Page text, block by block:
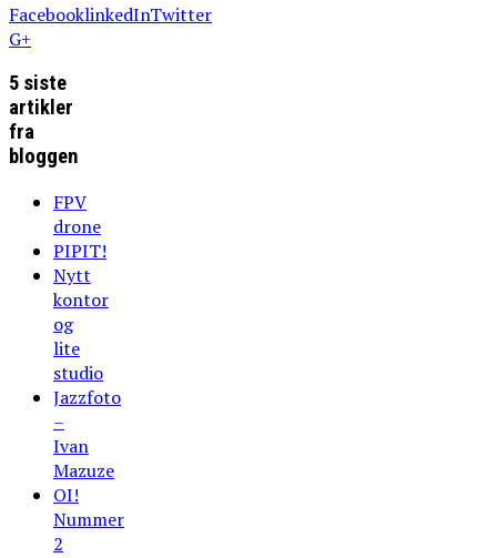
FacebooklinkedInTwitter
G+
5 siste
artikler
fra
bloggen
FPV
drone
PIPIT!
Nytt
kontor
og
lite
studio
Jazzfoto
–
Ivan
Mazuze
OI!
Nummer
2